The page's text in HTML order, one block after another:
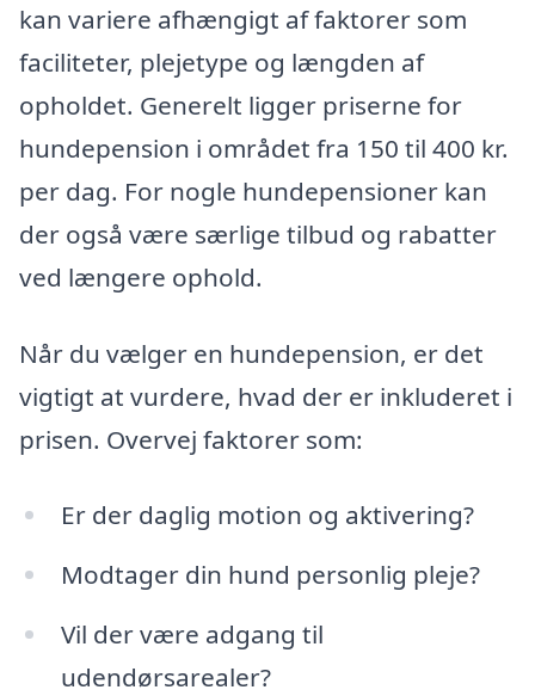
kan variere afhængigt af faktorer som
faciliteter, plejetype og længden af
opholdet. Generelt ligger priserne for
hundepension i området fra 150 til 400 kr.
per dag. For nogle hundepensioner kan
der også være særlige tilbud og rabatter
ved længere ophold.
Når du vælger en hundepension, er det
vigtigt at vurdere, hvad der er inkluderet i
prisen. Overvej faktorer som:
Er der daglig motion og aktivering?
Modtager din hund personlig pleje?
Vil der være adgang til
udendørsarealer?